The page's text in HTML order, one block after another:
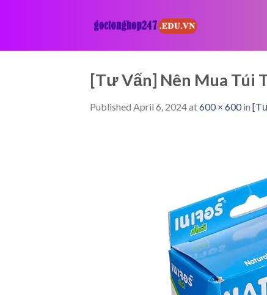
[Tư Vấn] Nên Mua Túi
Published April 6, 2024at600 × 600in